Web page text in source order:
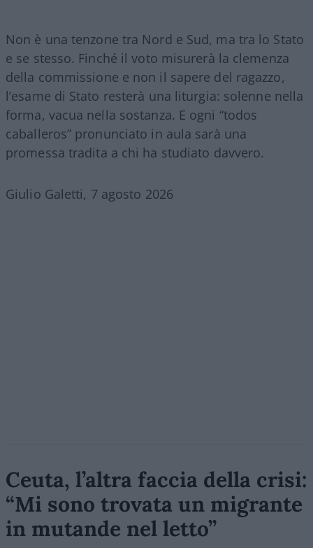
Non è una tenzone tra Nord e Sud, ma tra lo Stato
e se stesso. Finché il voto misurerà la clemenza
della commissione e non il sapere del ragazzo,
l’esame di Stato resterà una liturgia: solenne nella
forma, vacua nella sostanza. E ogni “todos
caballeros” pronunciato in aula sarà una
promessa tradita a chi ha studiato davvero.
Giulio Galetti, 7 agosto 2026
Ceuta, l’altra faccia della crisi:
“Mi sono trovata un migrante
in mutande nel letto”